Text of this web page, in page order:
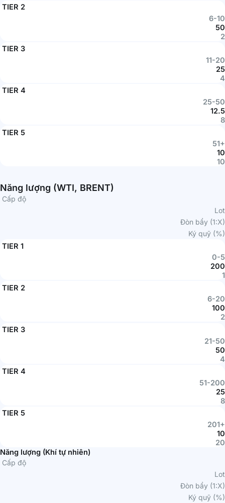
TIER 2
6-10
50
2
TIER 3
11-20
25
4
TIER 4
25-50
12.5
8
TIER 5
51+
10
10
Năng lượng (WTI, BRENT)
Cấp độ
Lot
Đòn bẩy (1:X)
Ký quỹ (%)
TIER 1
0-5
200
1
TIER 2
6-20
100
2
TIER 3
21-50
50
4
TIER 4
51-200
25
8
TIER 5
201+
10
20
Năng lượng (Khí tự nhiên)
Cấp độ
Lot
Đòn bẩy (1:X)
Ký quỹ (%)